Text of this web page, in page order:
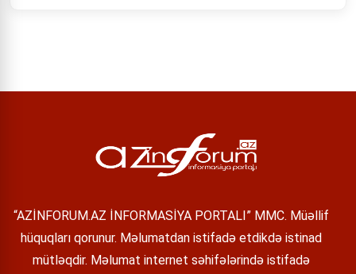
“AZİNFORUM.AZ İNFORMASİYA PORTALI” MMC. Müəllif
hüquqları qorunur. Məlumatdan istifadə etdikdə istinad
mütləqdir. Məlumat internet səhifələrində istifadə